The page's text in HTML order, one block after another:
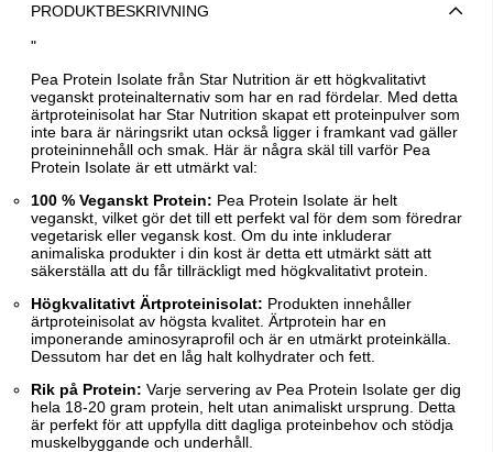
PRODUKTBESKRIVNING
"
Pea Protein Isolate från Star Nutrition är ett högkvalitativt
veganskt proteinalternativ som har en rad fördelar. Med detta
ärtproteinisolat har Star Nutrition skapat ett proteinpulver som
inte bara är näringsrikt utan också ligger i framkant vad gäller
proteininnehåll och smak. Här är några skäl till varför Pea
Protein Isolate är ett utmärkt val:
100 % Veganskt Protein: Pea Protein Isolate är helt
veganskt, vilket gör det till ett perfekt val för dem som föredrar
vegetarisk eller vegansk kost. Om du inte inkluderar
animaliska produkter i din kost är detta ett utmärkt sätt att
säkerställa att du får tillräckligt med högkvalitativt protein.
Högkvalitativt Ärtproteinisolat: Produkten innehåller
ärtproteinisolat av högsta kvalitet. Ärtprotein har en
imponerande aminosyraprofil och är en utmärkt proteinkälla.
Dessutom har det en låg halt kolhydrater och fett.
Rik på Protein: Varje servering av Pea Protein Isolate ger dig
hela 18-20 gram protein, helt utan animaliskt ursprung. Detta
är perfekt för att uppfylla ditt dagliga proteinbehov och stödja
muskelbyggande och underhåll.